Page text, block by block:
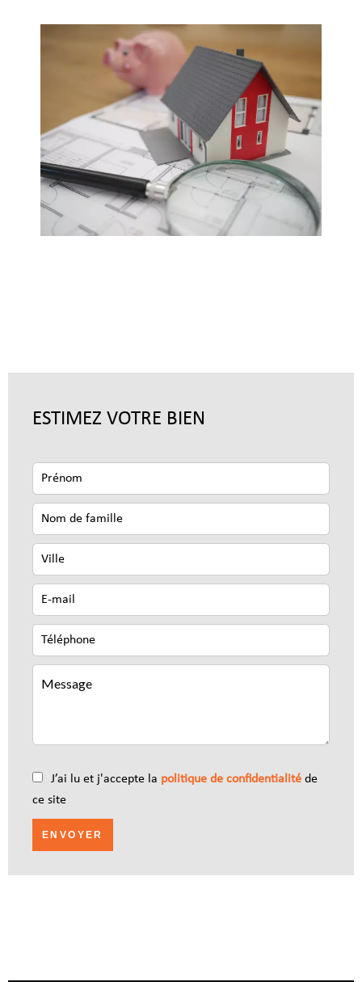
ESTIMEZ VOTRE BIEN
J’ai lu et j'accepte la politique de confidentialité de
ce site
ENVOYER